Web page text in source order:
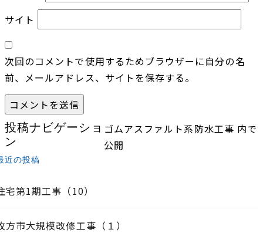
サイト
次回のコメントで使用するためブラウザーに自分の名
前、メールアドレス、サイトを保存する。
投稿ナビゲーショ
ン
ゴムアスファルト系防水工事 内で
公開
近の投稿
宅第1期工事（10）
方市大規模改修工事（１）